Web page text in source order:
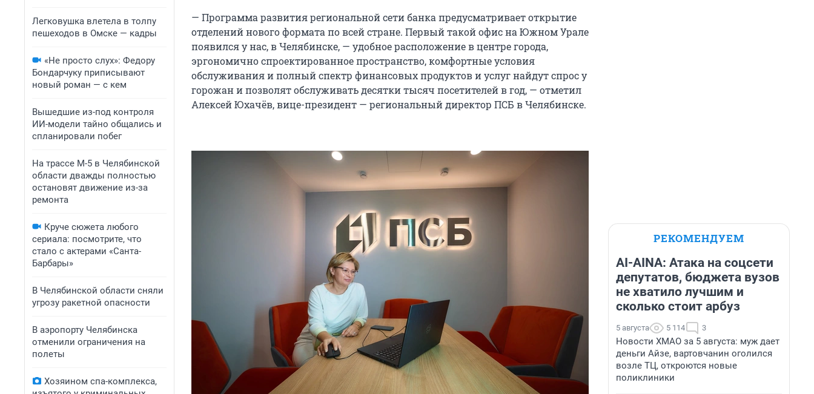
Легковушка влетела в толпу
пешеходов в Омске — кадры
«Не просто слух»: Федору
Бондарчуку приписывают
новый роман — с кем
Вышедшие из-под контроля
ИИ-модели тайно общались и
спланировали побег
На трассе М-5 в Челябинской
области дважды полностью
остановят движение из-за
ремонта
Круче сюжета любого
сериала: посмотрите, что
стало с актерами «Санта-
Барбары»
В Челябинской области сняли
угрозу ракетной опасности
В аэропорту Челябинска
отменили ограничения на
полеты
Хозяином спа-комплекса,
— Программа развития региональной сети банка предусматривает открытие
отделений нового формата по всей стране. Первый такой офис на Южном Урале
появился у нас, в Челябинске, — удобное расположение в центре города,
эргономично спроектированное пространство, комфортные условия
обслуживания и полный спектр финансовых продуктов и услуг найдут спрос у
горожан и позволят обслуживать десятки тысяч посетителей в год, — отметил
Алексей Юхачёв, вице-президент — региональный директор ПСБ в Челябинске.
РЕКОМЕНДУЕМ
AI-AINA: Атака на соцсети
депутатов, бюджета вузов
не хватило лучшим и
сколько стоит арбуз
5 августа 5 114 3
Новости ХМАО за 5 августа: муж дает
деньги Айзе, вартовчанин оголился
возле ТЦ, откроются новые
поликлиники